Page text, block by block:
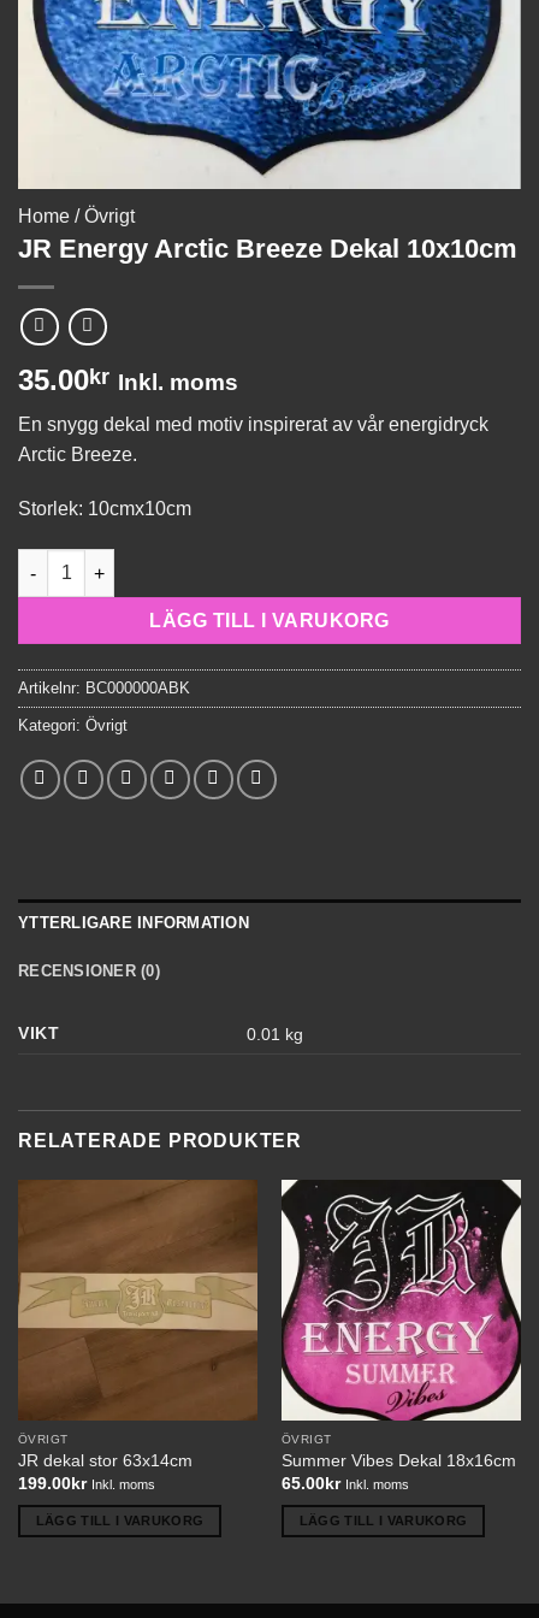
Home /Övrigt
JR Energy Arctic Breeze Dekal 10x10cm
35.00kr Inkl. moms
En snygg dekal med motiv inspirerat av vår energidryck
Arctic Breeze.
Storlek: 10cmx10cm
JR Energy Arctic Breeze Dekal 10x10cm mängd
LÄGG TILL I VARUKORG
Artikelnr: BC000000ABK
Kategori: Övrigt
YTTERLIGARE INFORMATION
RECENSIONER (0)
VIKT 0.01 kg
RELATERADE PRODUKTER
ÖVRIGT
JR dekal stor 63x14cm
199.00kr Inkl. moms
LÄGG TILL I VARUKORG
ÖVRIGT
Summer Vibes Dekal 18x16cm
65.00kr Inkl. moms
LÄGG TILL I VARUKORG